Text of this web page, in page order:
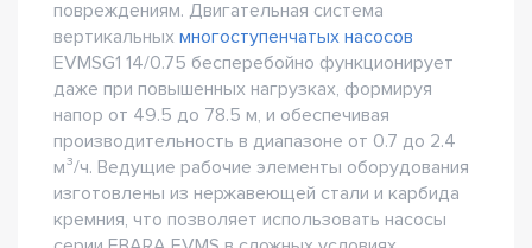
повреждениям. Двигательная система
вертикальных многоступенчатых насосов
EVMSG1 14/0.75 бесперебойно функционирует
даже при повышенных нагрузках, формируя
напор от 49.5 до 78.5 м, и обеспечивая
производительность в диапазоне от 0.7 до 2.4
м³/ч. Ведущие рабочие элементы оборудования
изготовлены из нержавеющей стали и карбида
кремния, что позволяет использовать насосы